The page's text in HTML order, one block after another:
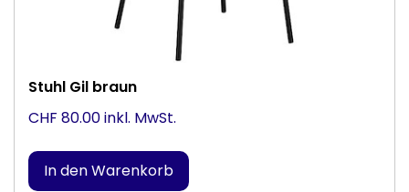
Stuhl Gil braun
CHF 80.00 inkl. MwSt.